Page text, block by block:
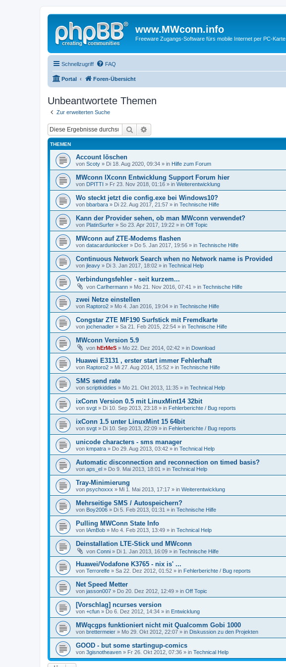
www.MWconn.info
Freeware Zugangs-Software fürs mobile Internet per PC-Karte
Schnellzugriff FAQ
Portal Foren-Übersicht
Unbeantwortete Themen
Zur erweiterten Suche
Suche
THEMEN
Account löschen
von Scoty » Di 18. Aug 2020, 09:34 » in Hilfe zum Forum
MWconn IXconn Entwicklung Support Forum hier
von DPITTI » Fr 23. Nov 2018, 01:16 » in Weiterentwicklung
Wo steckt jetzt die config.exe bei Windows10?
von bbarbara » Di 22. Aug 2017, 21:57 » in Technische Hilfe
Kann der Provider sehen, ob man MWconn verwendet?
von PlatinSurfer » So 23. Apr 2017, 19:22 » in Off Topic
MWconn auf ZTE-Modems flashen
von datacardunlocker » Do 5. Jan 2017, 19:56 » in Technische Hilfe
Continuous Network Search when no Network name is Provided
von jleavy » Di 3. Jan 2017, 18:02 » in Technical Help
Verbindungsfehler - seit kurzem...
von Carlhermann » Mo 21. Nov 2016, 07:41 » in Technische Hilfe
zwei Netze einstellen
von Raptoro2 » Mo 4. Jan 2016, 19:04 » in Technische Hilfe
Congstar ZTE MF190 Surfstick mit Fremdkarte
von jochenadler » Sa 21. Feb 2015, 22:54 » in Technische Hilfe
MWconn Version 5.9
von hErMeS » Mo 22. Dez 2014, 02:42 » in Download
Huawei E3131 , erster start immer Fehlerhaft
von Raptoro2 » Mi 27. Aug 2014, 15:52 » in Technische Hilfe
SMS send rate
von scriptkiddies » Mo 21. Okt 2013, 11:35 » in Technical Help
ixConn Version 0.5 mit LinuxMint14 32bit
von svgt » Di 10. Sep 2013, 23:18 » in Fehlerberichte / Bug reports
ixConn 1.5 unter LinuxMint 15 64bit
von svgt » Di 10. Sep 2013, 22:09 » in Fehlerberichte / Bug reports
unicode characters - sms manager
von kmpatra » Do 29. Aug 2013, 03:42 » in Technical Help
Automatic disconnection and reconnection on timed basis?
von aps_el » Do 9. Mai 2013, 18:01 » in Technical Help
Tray-Minimierung
von psychoxxx » Mi 1. Mai 2013, 17:17 » in Weiterentwicklung
Mehrseitige SMS / Autospeichern?
von Boy2006 » Di 5. Feb 2013, 01:31 » in Technische Hilfe
Pulling MWConn State Info
von IAmBob » Mo 4. Feb 2013, 13:49 » in Technical Help
Deinstallation LTE-Stick und MWconn
von Conni » Di 1. Jan 2013, 16:09 » in Technische Hilfe
Huawei/Vodafone K3765 - nix is' ...
von Terrorelfe » Sa 22. Dez 2012, 01:52 » in Fehlerberichte / Bug reports
Net Speed Metter
von jasson007 » Do 20. Dez 2012, 12:49 » in Off Topic
[Vorschlag] ncurses version
von +cfun » Do 6. Dez 2012, 14:34 » in Entwicklung
MWqcgps funktioniert nicht mit Qualcomm Gobi 1000
von brettermeier » Mo 29. Okt 2012, 22:07 » in Diskussion zu den Projekten
GOOD - but some startingup-comics
von 3gisnotheaven » Fr 26. Okt 2012, 07:36 » in Technical Help